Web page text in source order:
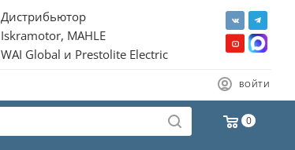
Дистрибьютор
Iskramotor, MAHLE
WAI Global и Prestolite Electric
ВОЙТИ
0